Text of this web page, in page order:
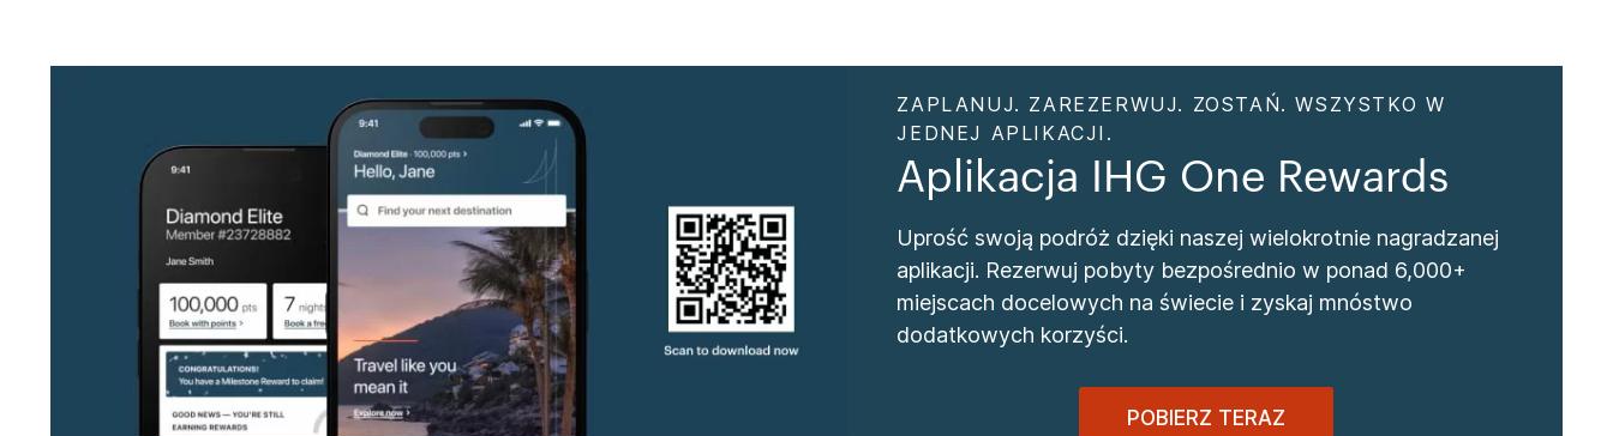
ZAPLANUJ. ZAREZERWUJ. ZOSTAŃ. WSZYSTKO W
JEDNEJ APLIKACJI.
Aplikacja IHG One Rewards
Uprość swoją podróż dzięki naszej wielokrotnie nagradzanej
aplikacji. Rezerwuj pobyty bezpośrednio w ponad 6,000+
miejscach docelowych na świecie i zyskaj mnóstwo
dodatkowych korzyści.
POBIERZ TERAZ